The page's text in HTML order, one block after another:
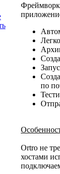
Фреймворк
по
Ortro не
хостами